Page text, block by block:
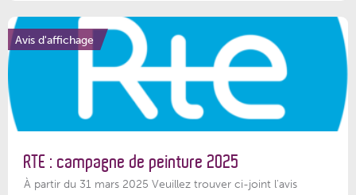
Avis d'affichage
RTE : campagne de peinture 2025
À partir du 31 mars 2025 Veuillez trouver ci-joint l'avis